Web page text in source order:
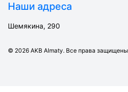
Наши адреса
Шемякина, 290
© 2026 AKB Almaty. Все права защищены